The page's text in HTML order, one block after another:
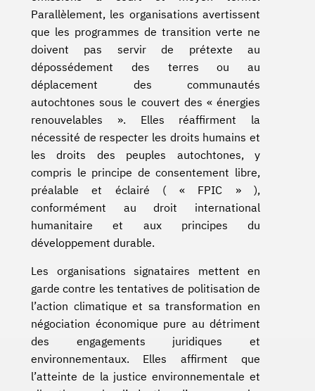
Parallèlement, les organisations avertissent
que les programmes de transition verte ne
doivent pas servir de prétexte au
dépossédement des terres ou au
déplacement des communautés
autochtones sous le couvert des « énergies
renouvelables ». Elles réaffirment la
nécessité de respecter les droits humains et
les droits des peuples autochtones, y
compris le principe de consentement libre,
préalable et éclairé ( « FPIC » ),
conformément au droit international
humanitaire et aux principes du
développement durable.
Les organisations signataires mettent en
garde contre les tentatives de politisation de
l’action climatique et sa transformation en
négociation économique pure au détriment
des engagements juridiques et
environnementaux. Elles affirment que
l’atteinte de la justice environnementale et